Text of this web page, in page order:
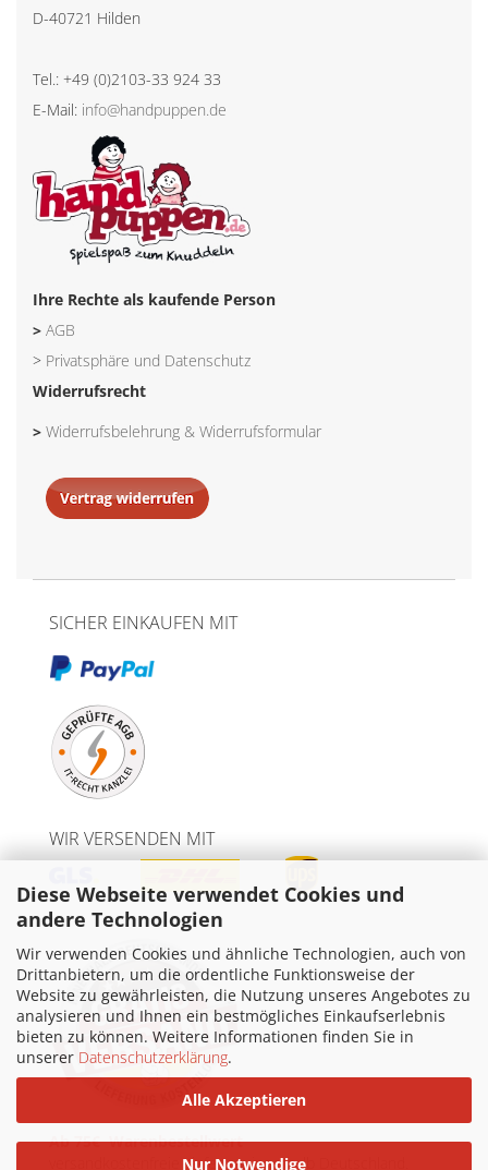
Diese Webseite verwendet Cookies und
andere Technologien
Wir verwenden Cookies und ähnliche Technologien, auch von
Drittanbietern, um die ordentliche Funktionsweise der
Website zu gewährleisten, die Nutzung unseres Angebotes zu
analysieren und Ihnen ein bestmögliches Einkaufserlebnis
bieten zu können. Weitere Informationen finden Sie in
unserer Datenschutzerklärung.
Alle Akzeptieren
Nur Notwendige
D-40721 Hilden
Tel.: +49 (0)2103-33 924 33
E-Mail: info@handpuppen.de
Ihre Rechte als kaufende Person
> AGB
> Privatsphäre und Datenschutz
Widerrufsrecht
> Widerrufsbelehrung & Widerrufsformular
SICHER EINKAUFEN MIT
WIR VERSENDEN MIT
Ab 75€ Warenbestellwert
versandkostenfreie Lieferung innerhalb Deutschland.